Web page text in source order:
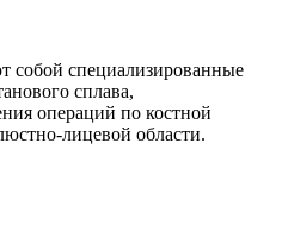
собой специализированные
сплава,
операций по костной
лицевой области.